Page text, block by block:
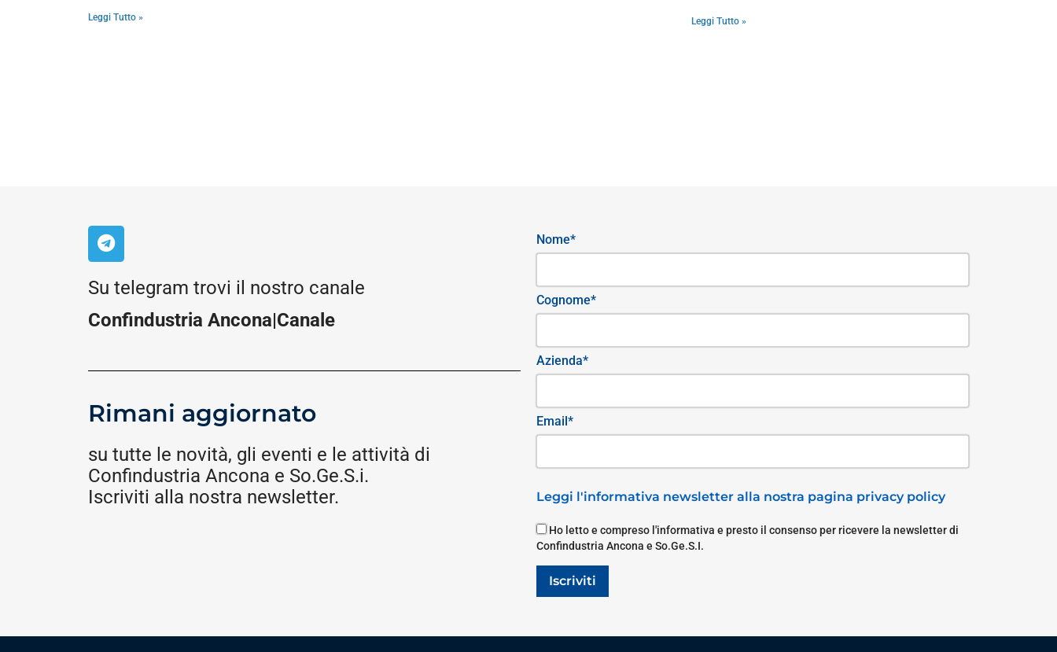
Leggi Tutto » Leggi Tutto »
Su telegram trovi il nostro canale
Confindustria Ancona|Canale
Rimani aggiornato
su tutte le novità, gli eventi e le attività di
Confindustria Ancona e So.Ge.S.i.
Iscriviti alla nostra newsletter.
Nome*
Cognome*
Azienda*
Email*
Leggi l'informativa newsletter alla nostra pagina privacy policy
Ho letto e compreso l'informativa e presto il consenso per ricevere la newsletter di
Confindustria Ancona e So.Ge.S.I.
Iscriviti